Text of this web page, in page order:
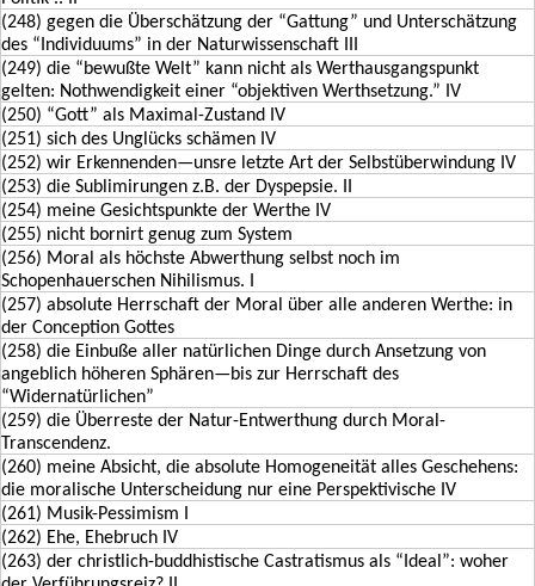
(248) gegen die Überschätzung der “Gattung” und Unterschätzung
des “Individuums” in der Naturwissenschaft III
(249) die “bewußte Welt” kann nicht als Werthausgangspunkt
gelten: Nothwendigkeit einer “objektiven Werthsetzung.” IV
(250) “Gott” als Maximal-Zustand IV
(251) sich des Unglücks schämen IV
(252) wir Erkennenden—unsre letzte Art der Selbstüberwindung IV
(253) die Sublimirungen z.B. der Dyspepsie. II
(254) meine Gesichtspunkte der Werthe IV
(255) nicht bornirt genug zum System
(256) Moral als höchste Abwerthung selbst noch im
Schopenhauerschen Nihilismus. I
(257) absolute Herrschaft der Moral über alle anderen Werthe: in
der Conception Gottes
(258) die Einbuße aller natürlichen Dinge durch Ansetzung von
angeblich höheren Sphären—bis zur Herrschaft des
“Widernatürlichen”
(259) die Überreste der Natur-Entwerthung durch Moral-
Transcendenz.
(260) meine Absicht, die absolute Homogeneität alles Geschehens:
die moralische Unterscheidung nur eine Perspektivische IV
(261) Musik-Pessimism I
(262) Ehe, Ehebruch IV
(263) der christlich-buddhistische Castratismus als “Ideal”: woher